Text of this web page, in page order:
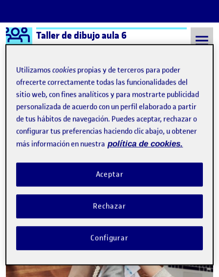
Saltar al contenido
Logo Ágora
Taller de dibujo aula 6
Semestre 20211 - Aula 6 8 Septiembre, 2021
8 Septiembre, 2021
¡Bienvenidos y bienvenidas!
Publicado por
Quelic Berga Carreras
Fecha de publicación9 septiembre, 2021 2:49 pm
Utilizamoscookies propias y de terceros para poder
ofrecerte correctamente todas las funcionalidades del
sitio web, con fines analíticos y para mostrarte publicidad
personalizada de acuerdo con un perfil elaborado a partir
de tus hábitos de navegación. Puedes aceptar, rechazar o
configurar tus preferencias haciendo clic abajo, u obtener
más información en nuestra política de cookies.
Rechazar
Aceptar
Configurar